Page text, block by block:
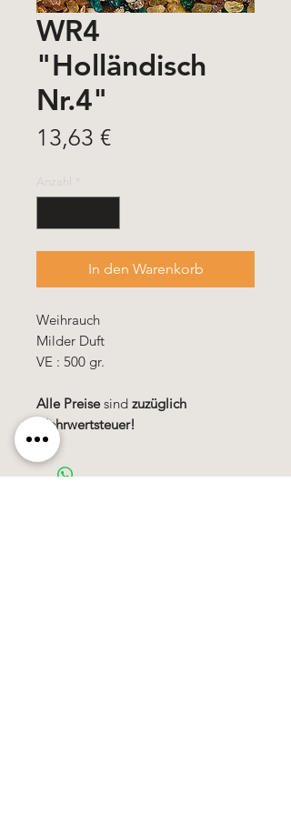
WR4
"Holländisch
Nr.4"
13,63 €Preis
Anzahl
In den Warenkorb
Weihrauch
Milder Duft
VE : 500 gr.
Alle Preisesind zuzüglich
Mehrwertsteuer!